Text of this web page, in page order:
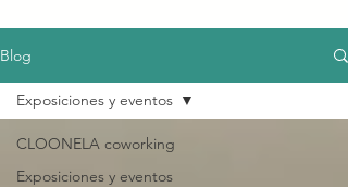
Blog
CLOONELA coworking
Exposiciones y eventos
Exposiciones y eventos